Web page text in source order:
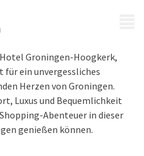
Groningen-Hoogkerk,
für ein unvergessliches
Herzen von Groningen.
Luxus und Bequemlichkeit
Abenteuer in dieser
genießen können.